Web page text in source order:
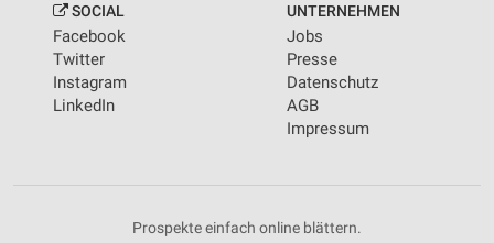
SOCIAL
Facebook
Twitter
Instagram
LinkedIn
UNTERNEHMEN
Jobs
Presse
Datenschutz
AGB
Impressum
Prospekte einfach online blättern.